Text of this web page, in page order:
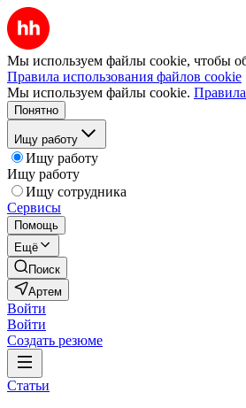
Мы используем файлы cookie, чтобы
Правила использования файлов cookie
Мы используем файлы cookie.
Понятно
Ищу работу
Ищу работу
Ищу работу
Ищу сотрудника
Сервисы
Помощь
Ещё
Поиск
Артем
Войти
Войти
Создать резюме
Статьи